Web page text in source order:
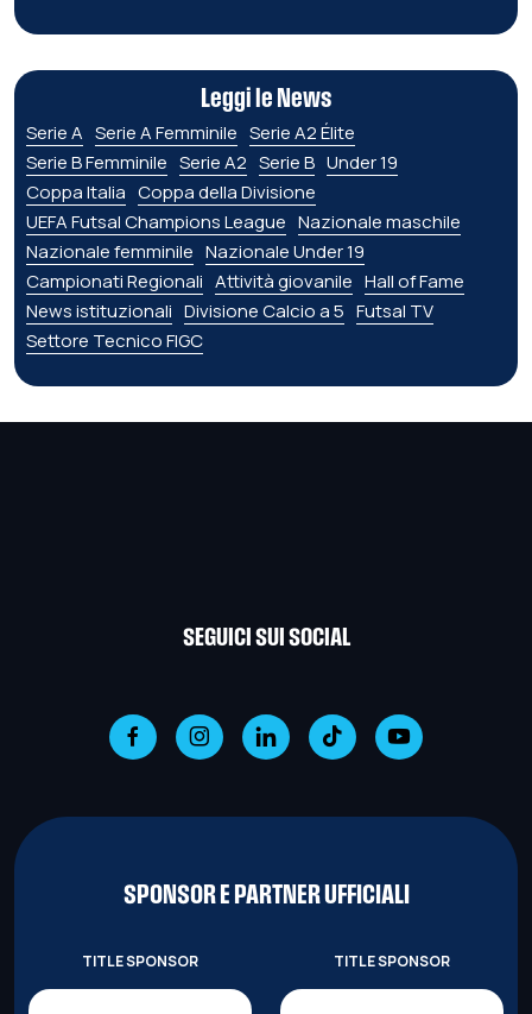
Leggi le News
Serie A Serie A Femminile Serie A2 Élite
Serie B Femminile Serie A2 Serie B Under 19
Coppa Italia Coppa della Divisione
UEFA Futsal Champions League Nazionale maschile
Nazionale femminile Nazionale Under 19
Campionati Regionali Attività giovanile Hall of Fame
News istituzionali Divisione Calcio a 5 Futsal TV
Settore Tecnico FIGC
SEGUICI SUI SOCIAL
SPONSOR E PARTNER UFFICIALI
TITLE SPONSOR TITLE SPONSOR